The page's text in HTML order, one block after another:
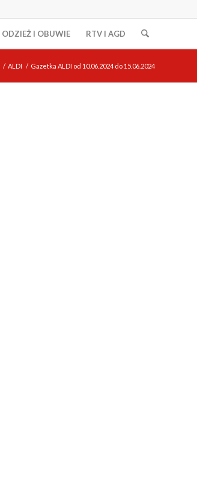
ODZIEŻ I OBUWIE RTV I AGD
/ ALDI / Gazetka ALDI od 10.06.2024 do 15.06.2024